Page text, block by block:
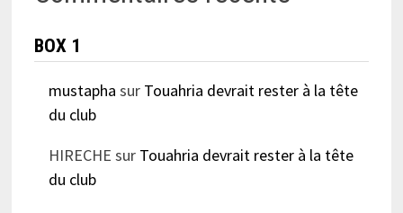
BOX 1
mustapha sur Touahria devrait rester à la tête
du club
HIRECHE sur Touahria devrait rester à la tête
du club